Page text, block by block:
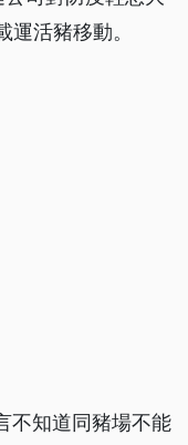
活豬移動。
不知道同豬場不能